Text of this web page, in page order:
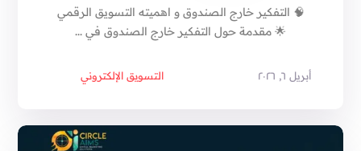
التسويق الإلكتروني أبريل ٦, ٢٠٢٦
🧠 التفكير خارج الصندوق و اهميته التسويق الرقمي
🌟 مقدمة حول التفكير خارج الصندوق في ...